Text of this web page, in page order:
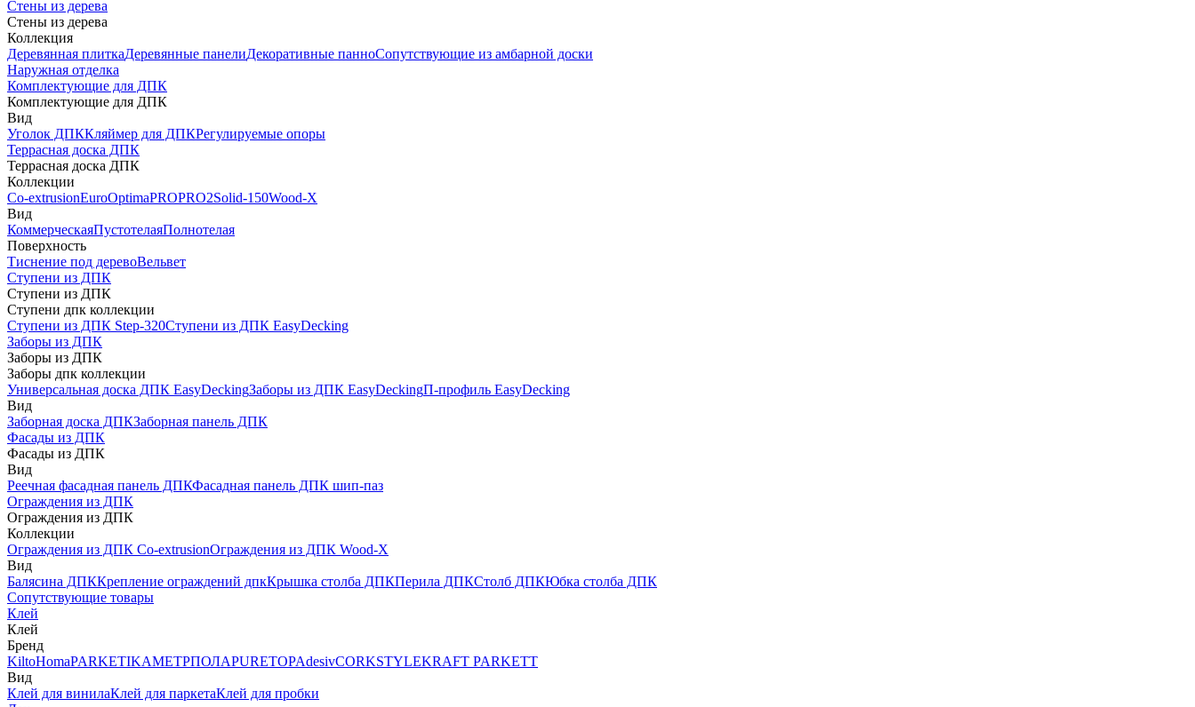
Стены из дерева
Стены из дерева
Коллекция
Деревянная плиткаДеревянные панелиДекоративные панноСопутствующие из амбарной доски
Наружная отделка
Комплектующие для ДПК
Комплектующие для ДПК
Вид
Уголок ДПККляймер для ДПКРегулируемые опоры
Террасная доска ДПК
Террасная доска ДПК
Коллекции
Co-extrusionEuroOptimaPROPRO2Solid-150Wood-X
Вид
КоммерческаяПустотелаяПолнотелая
Поверхность
Тиснение под деревоВельвет
Ступени из ДПК
Ступени из ДПК
Ступени дпк коллекции
Ступени из ДПК Step-320Ступени из ДПК EasyDecking
Заборы из ДПК
Заборы из ДПК
Заборы дпк коллекции
Универсальная доска ДПК EasyDeckingЗаборы из ДПК EasyDeckingП-профиль EasyDecking
Вид
Заборная доска ДПКЗаборная панель ДПК
Фасады из ДПК
Фасады из ДПК
Вид
Реечная фасадная панель ДПКФасадная панель ДПК шип-паз
Ограждения из ДПК
Ограждения из ДПК
Коллекции
Ограждения из ДПК Co-extrusionОграждения из ДПК Wood-X
Вид
Балясина ДПККрепление ограждений дпкКрышка столба ДПКПерила ДПКСтолб ДПКЮбка столба ДПК
Сопутствующие товары
Клей
Клей
Бренд
KiltoHomaPARKETIKAМЕТРПОЛАPURETOPAdesivCORKSTYLEKRAFT PARKETT
Вид
Клей для винилаКлей для паркетаКлей для пробки